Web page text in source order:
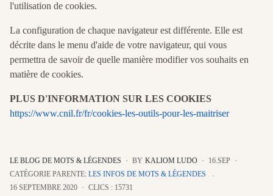
l'utilisation de cookies.
La configuration de chaque navigateur est différente. Elle est
décrite dans le menu d'aide de votre navigateur, qui vous
permettra de savoir de quelle manière modifier vos souhaits en
matière de cookies.
PLUS D'INFORMATION SUR LES COOKIES
https://www.cnil.fr/fr/cookies-les-outils-pour-les-maitriser
LE BLOG DE MOTS & LÉGENDES BY KALIOM LUDO
16.SEP
CATÉGORIE PARENTE: LES INFOS DE MOTS & LÉGENDES
16 SEPTEMBRE 2020
CLICS : 15731